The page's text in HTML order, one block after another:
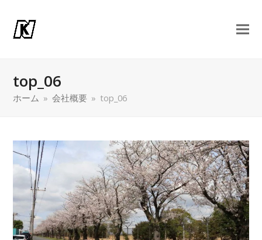
top_06
ホーム » 会社概要 » top_06